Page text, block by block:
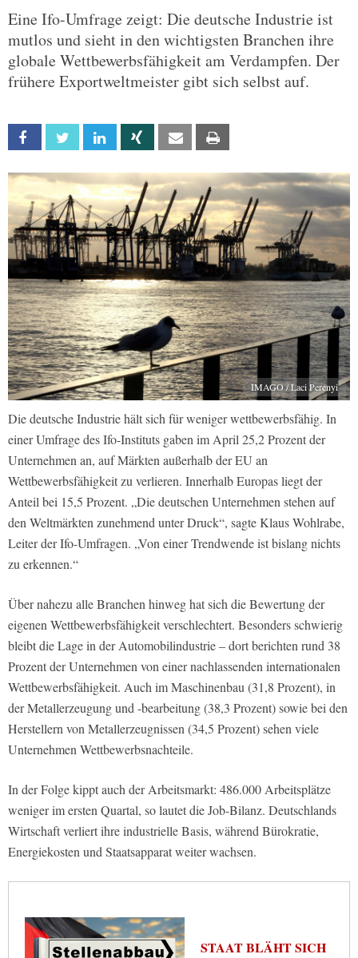
Eine Ifo-Umfrage zeigt: Die deutsche Industrie ist
mutlos und sieht in den wichtigsten Branchen ihre
globale Wettbewerbsfähigkeit am Verdampfen. Der
frühere Exportweltmeister gibt sich selbst auf.
Facebook Twitter Linkedin Xing Email
IMAGO / Laci Perenyi
Die deutsche Industrie hält sich für weniger wettbewerbsfähig. In
einer Umfrage des Ifo-Instituts gaben im April 25,2 Prozent der
Unternehmen an, auf Märkten außerhalb der EU an
Wettbewerbsfähigkeit zu verlieren. Innerhalb Europas liegt der
Anteil bei 15,5 Prozent. „Die deutschen Unternehmen stehen auf
den Weltmärkten zunehmend unter Druck“, sagte Klaus Wohlrabe,
Leiter der Ifo-Umfragen. „Von einer Trendwende ist bislang nichts
zu erkennen.“
Über nahezu alle Branchen hinweg hat sich die Bewertung der
eigenen Wettbewerbsfähigkeit verschlechtert. Besonders schwierig
bleibt die Lage in der Automobilindustrie – dort berichten rund 38
Prozent der Unternehmen von einer nachlassenden internationalen
Wettbewerbsfähigkeit. Auch im Maschinenbau (31,8 Prozent), in
der Metallerzeugung und -bearbeitung (38,3 Prozent) sowie bei den
Herstellern von Metallerzeugnissen (34,5 Prozent) sehen viele
Unternehmen Wettbewerbsnachteile.
In der Folge kippt auch der Arbeitsmarkt: 486.000 Arbeitsplätze
weniger im ersten Quartal, so lautet die Job-Bilanz. Deutschlands
Wirtschaft verliert ihre industrielle Basis, während Bürokratie,
Energiekosten und Staatsapparat weiter wachsen.
STAAT BLÄHT SICH